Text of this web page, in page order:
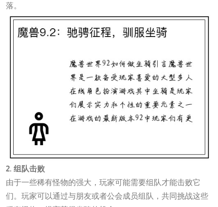
落。
2. 组队击败
由于一些稀有怪物的强大，玩家可能需要组队才能击败它
们。玩家可以通过与朋友或者公会成员组队，共同挑战这些